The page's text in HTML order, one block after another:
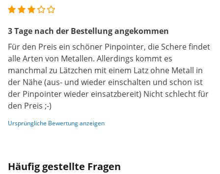
3 Tage nach der Bestellung angekommen
Für den Preis ein schöner Pinpointer, die Schere findet
alle Arten von Metallen. Allerdings kommt es
manchmal zu Lätzchen mit einem Latz ohne Metall in
der Nähe (aus- und wieder einschalten und schon ist
der Pinpointer wieder einsatzbereit) Nicht schlecht für
den Preis ;-)
Ursprüngliche Bewertung anzeigen
Häufig gestellte Fragen